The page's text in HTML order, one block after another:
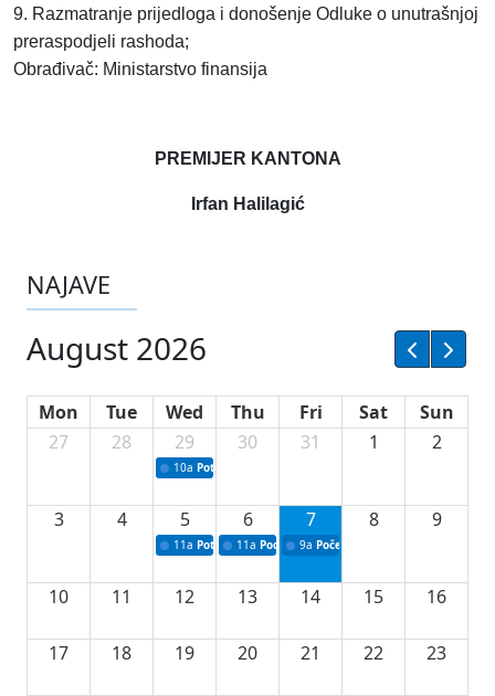
9. Razmatranje prijedloga i donošenje Odluke o unutrašnjoj
preraspodjeli rashoda;
Obrađivač: Ministarstvo finansija
PREMIJER KANTONA
Irfan Halilagić
NAJAVE
August 2026
Mon Tue Wed Thu Fri Sat
Sun
27
28 29
10a Potpisivanje ugovora sa neprofitnim
30 31 1 2
3 4 5
11a Potpisivanje ugovora o stipendijama za
6
11a Podrška razvoju vodne infrastrukture u
7
9a Početak izgradnje nove
8 9
10 11 12 13 14 15 16
17 18 19 20 21 22 23